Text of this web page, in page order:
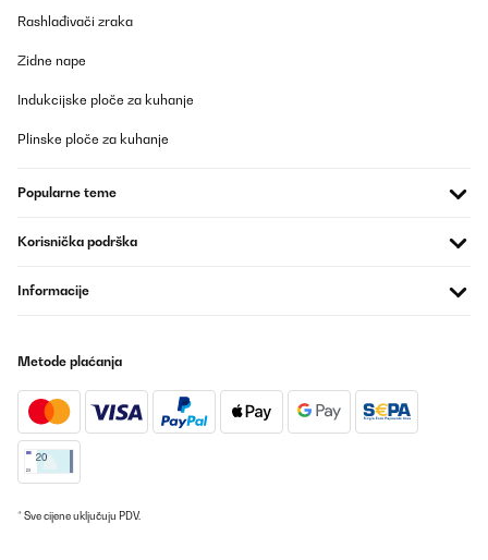
Rashlađivači zraka
Zidne nape
Indukcijske ploče za kuhanje
Plinske ploče za kuhanje
Popularne teme
Korisnička podrška
Informacije
Metode plaćanja
* Sve cijene uključuju PDV.